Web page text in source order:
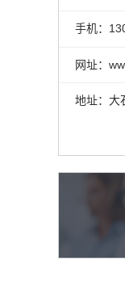
手机：
网址：
地址：大